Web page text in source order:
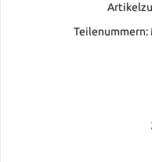
Teilenummern: